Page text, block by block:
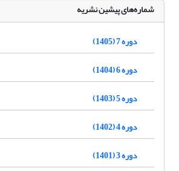
شماره‌های پیشین نشریه
دوره 7 (1405)
دوره 6 (1404)
دوره 5 (1403)
دوره 4 (1402)
دوره 3 (1401)